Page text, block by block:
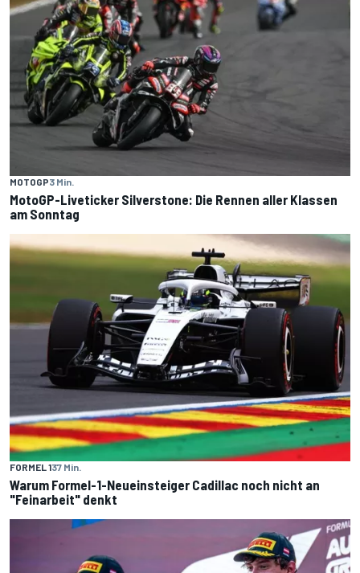
MOTOGP3 Min.
MotoGP-Liveticker Silverstone: Die Rennen aller Klassen
am Sonntag
FORMEL 137 Min.
Warum Formel-1-Neueinsteiger Cadillac noch nicht an
"Feinarbeit" denkt